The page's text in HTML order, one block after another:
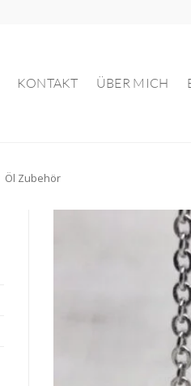
KONTAKT ÜBER MICH
Öl Zubehör